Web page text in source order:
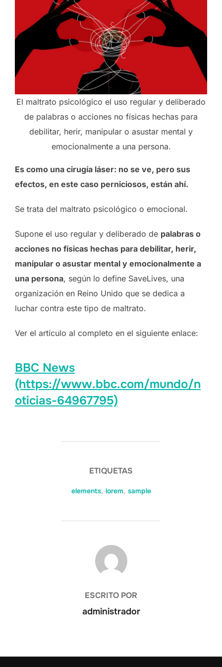
El maltrato psicológico el uso regular y deliberado
de palabras o acciones no físicas hechas para
debilitar, herir, manipular o asustar mental y
emocionalmente a una persona.
Es como una cirugía láser: no se ve, pero sus
efectos, en este caso perniciosos, están ahí.
Se trata del maltrato psicológico o emocional.
Supone el uso regular y deliberado de palabras o
acciones no físicas hechas para debilitar, herir,
manipular o asustar mental y emocionalmente a
una persona, según lo define SaveLives, una
organización en Reino Unido que se dedica a
luchar contra este tipo de maltrato.
Ver el artículo al completo en el siguiente enlace:
BBC News
(https://www.bbc.com/mundo/n
oticias-64967795)
ETIQUETAS
elements, lorem, sample
AUTOR DE LA PUBLICACIÓN
ESCRITO POR
administrador